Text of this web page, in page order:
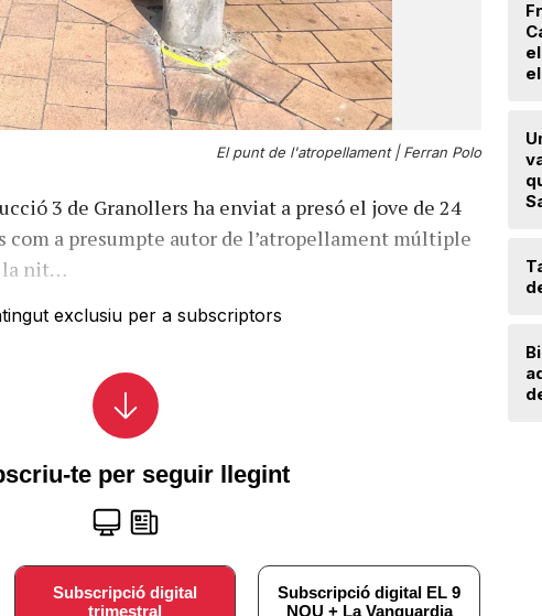
El punt de l'atropellament |Ferran Polo
3 de Granollers ha enviat a presó el jove de 24
com a presumpte autor de l’atropellament múltiple
la nit…
exclusiu per a subscriptors